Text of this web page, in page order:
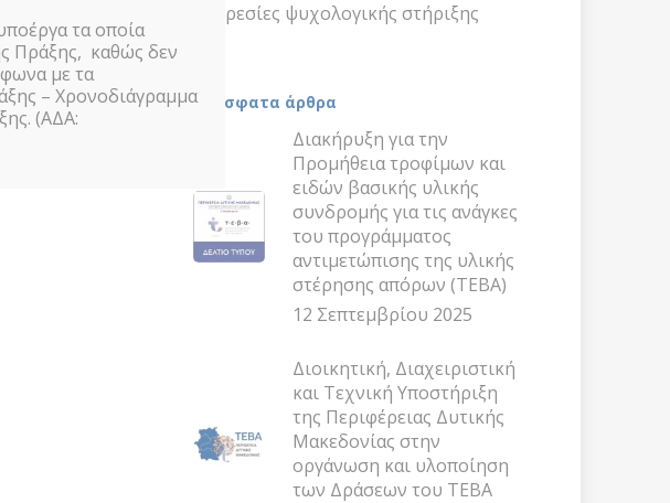
Υπηρεσίες ψυχολογικής στήριξης
Πρόσφατα άρθρα
Διακήρυξη για την
Προμήθεια τροφίμων και
ειδών βασικής υλικής
συνδρομής για τις ανάγκες
του προγράμματος
αντιμετώπισης της υλικής
στέρησης απόρων (ΤΕΒΑ)
12 Σεπτεμβρίου 2025
Διοικητική, Διαχειριστική
και Τεχνική Υποστήριξη
της Περιφέρειας Δυτικής
Μακεδονίας στην
οργάνωση και υλοποίηση
των Δράσεων του ΤΕΒΑ
τα οποία
Πράξης, καθώς δεν
με τα
– Χρονοδιάγραμμα
(ΑΔΑ: